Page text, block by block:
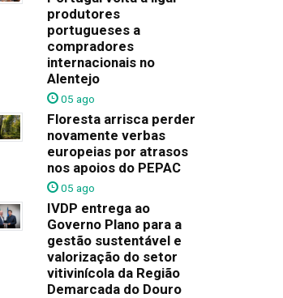
produtores
portugueses a
compradores
internacionais no
Alentejo
05 ago
Floresta arrisca perder
novamente verbas
europeias por atrasos
nos apoios do PEPAC
05 ago
IVDP entrega ao
Governo Plano para a
gestão sustentável e
valorização do setor
vitivinícola da Região
Demarcada do Douro